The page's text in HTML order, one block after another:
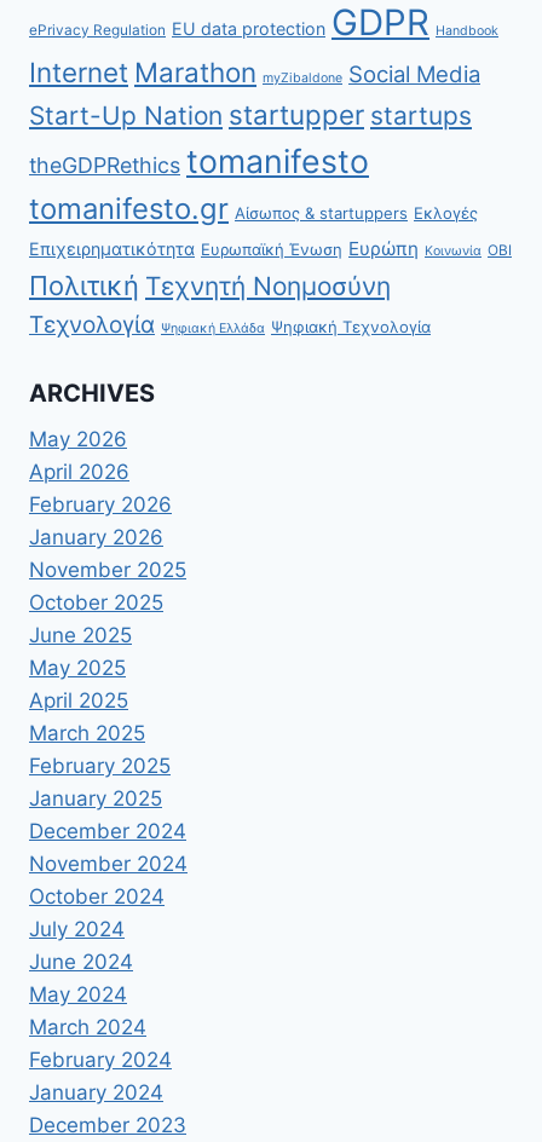
ePrivacy Regulation EU data protection GDPR Handbook
Internet Marathon myZibaldone Social Media
Start-Up Nation startupper startups
theGDPRethics tomanifesto
tomanifesto.gr Αίσωπος & startuppers Εκλογές
Επιχειρηματικότητα Ευρωπαϊκή Ένωση Ευρώπη Κοινωνία ΟΒΙ
Πολιτική Τεχνητή Νοημοσύνη
Τεχνολογία Ψηφιακή Ελλάδα Ψηφιακή Τεχνολογία
ARCHIVES
May 2026
April 2026
February 2026
January 2026
November 2025
October 2025
June 2025
May 2025
April 2025
March 2025
February 2025
January 2025
December 2024
November 2024
October 2024
July 2024
June 2024
May 2024
March 2024
February 2024
January 2024
December 2023